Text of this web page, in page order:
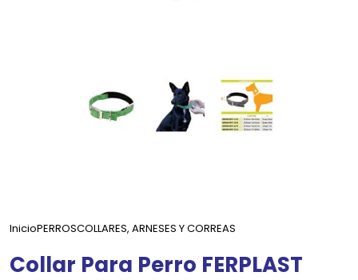
InicioPERROSCOLLARES, ARNESES Y CORREAS
Collar Para Perro FERPLAST